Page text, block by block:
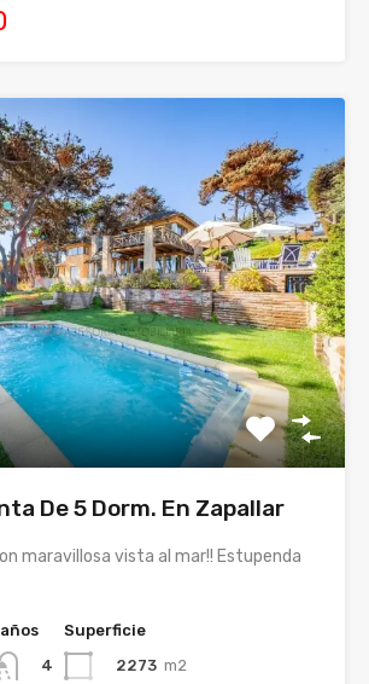
De 5 Dorm. En Zapallar
maravillosa vista al mar!! Estupenda
4
Superficie
2273 m2